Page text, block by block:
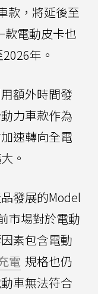
款，將延後至
款電動皮卡也
年。
額外時間發
力車款作為
速轉向全電
。
發展的Model
市場對於電動
素包含電動
電 規格也仍
車無法符合